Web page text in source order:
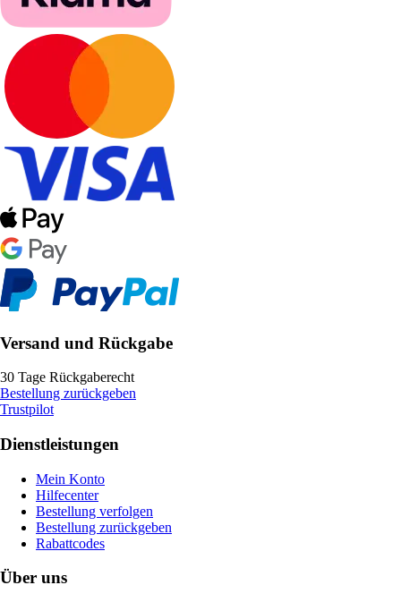
Versand und Rückgabe
30 Tage Rückgaberecht
Bestellung zurückgeben
Trustpilot
Dienstleistungen
Mein Konto
Hilfecenter
Bestellung verfolgen
Bestellung zurückgeben
Rabattcodes
Über uns